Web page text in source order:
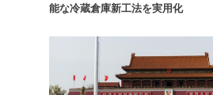
能な冷蔵倉庫新工法を実用化